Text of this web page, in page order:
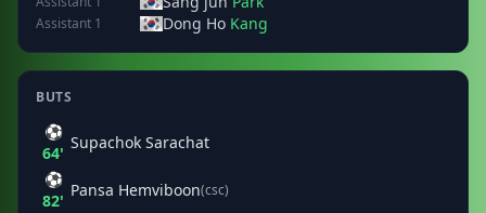
Assistant 1 Dong Ho Kang
BUTS
⚽
64'
Supachok Sarachat
⚽
82'
Pansa Hemviboon(csc)